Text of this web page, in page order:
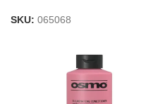
SKU: 065068